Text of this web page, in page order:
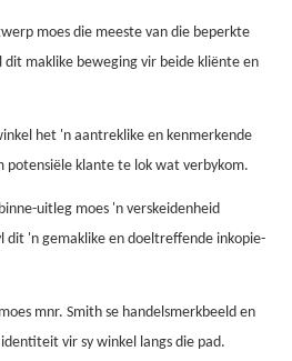
moes die meeste van die beperkte
dit maklike beweging vir beide kliënte en
het 'n aantreklike en kenmerkende
potensiële klante te lok wat verbykom.
uitleg moes 'n verskeidenheid
'n gemaklike en doeltreffende inkopie-
mnr. Smith se handelsmerkbeeld en
vir sy winkel langs die pad.